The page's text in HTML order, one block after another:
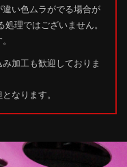
い色ムラがでる場合が
理ではございません。
加工も歓迎しておりま
なります。